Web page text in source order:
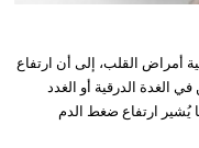
أمراض القلب، إلى أن ارتفاع
الدرقية أو الغدد
ما يُشير ارتفاع ضغط الدم